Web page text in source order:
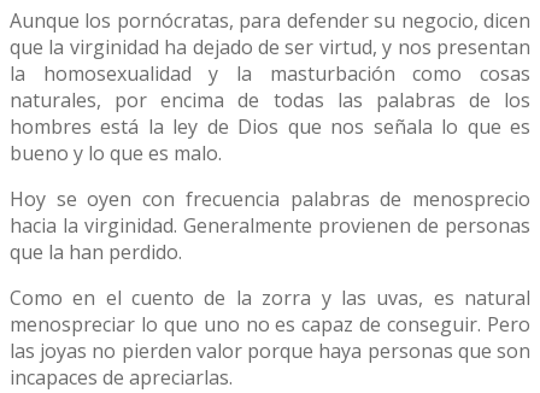
Aunque los pornócratas, para defender su negocio, dicen
que la virginidad ha dejado de ser virtud, y nos presentan
la homosexualidad y la masturbación como cosas
naturales, por encima de todas las palabras de los
hombres está la ley de Dios que nos señala lo que es
bueno y lo que es malo.
Hoy se oyen con frecuencia palabras de menosprecio
hacia la virginidad. Generalmente provienen de personas
que la han perdido.
Como en el cuento de la zorra y las uvas, es natural
menospreciar lo que uno no es capaz de conseguir. Pero
las joyas no pierden valor porque haya personas que son
incapaces de apreciarlas.